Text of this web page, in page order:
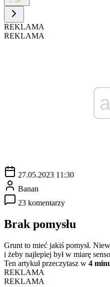
REKLAMA
REKLAMA
27.05.2023 11:30
Banan
23 komentarzy
Brak pomysłu
Grunt to mieć jakiś pomysł.
i żeby najlepiej był w miarę
Ten artykuł przeczytasz w 4
REKLAMA
REKLAMA